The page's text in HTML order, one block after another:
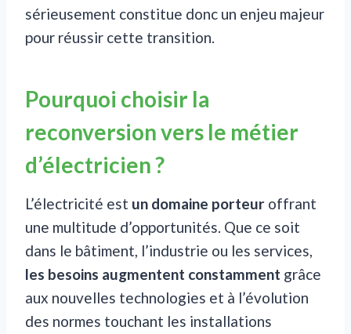
sérieusement constitue donc un enjeu majeur
pour réussir cette transition.
Pourquoi choisir la
reconversion vers le métier
d’électricien ?
L’électricité est un domaine porteur offrant
une multitude d’opportunités. Que ce soit
dans le bâtiment, l’industrie ou les services,
les besoins augmentent constamment grâce
aux nouvelles technologies et à l’évolution
des normes touchant les installations